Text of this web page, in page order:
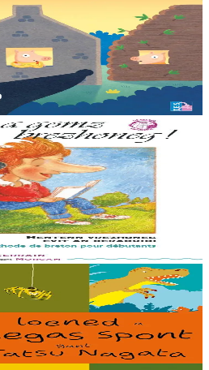
hag a veve eürus gant o zud. Un
bep hini kaout e di ! Ur rummad
al lise. En embannadur-mañ ez
an enrolladennoù enlinenn. Trede
pejoù, yudal a reont pe gwelet en
bras da grenañ : setu loened a zegas